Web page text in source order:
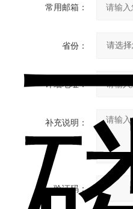
常用邮箱：
省份：
详细地址：
补充说明：
验证码：